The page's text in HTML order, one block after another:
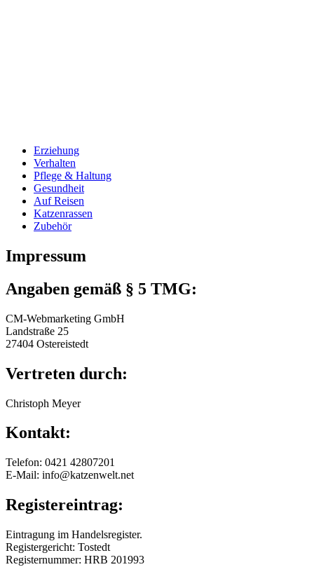
Erziehung
Verhalten
Pflege & Haltung
Gesundheit
Auf Reisen
Katzenrassen
Zubehör
Impressum
Angaben gemäß § 5 TMG:
CM-Webmarketing GmbH
Landstraße 25
27404 Ostereistedt
Vertreten durch:
Christoph Meyer
Kontakt:
Telefon: 0421 42807201
E-Mail: info@katzenwelt.net
Registereintrag:
Eintragung im Handelsregister.
Registergericht: Tostedt
Registernummer: HRB 201993